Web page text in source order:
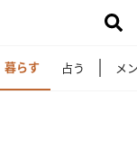
暮らす 占う メ